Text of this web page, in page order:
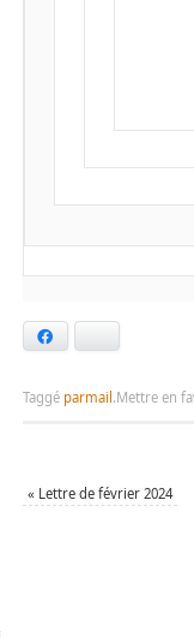
Taggé parmail.Mettre en
« Lettre de février 2024